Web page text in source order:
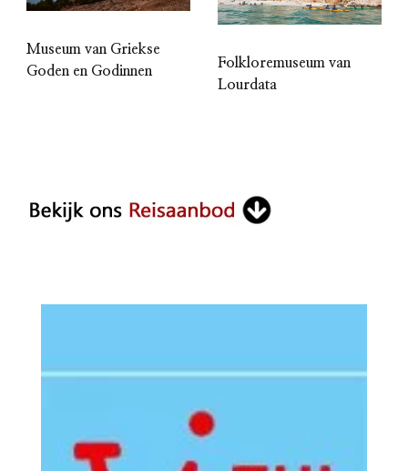
Museum van Griekse
Goden en Godinnen
Folkloremuseum van
Lourdata